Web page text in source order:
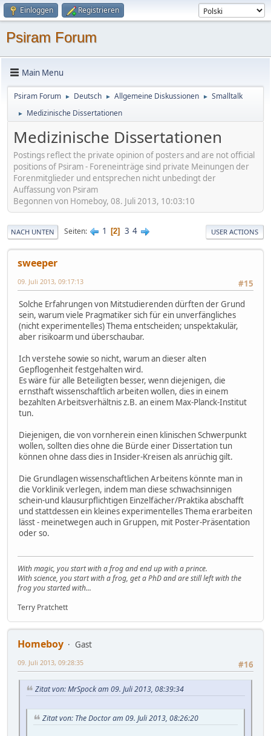
Einloggen Registrieren
Psiram Forum
Main Menu
Psiram Forum ► Deutsch ► Allgemeine Diskussionen ► Smalltalk
► Medizinische Dissertationen
Medizinische Dissertationen
Postings reflect the private opinion of posters and are not official
positions of Psiram - Foreneinträge sind private Meinungen der
Forenmitglieder und entsprechen nicht unbedingt der
Auffassung von Psiram
Begonnen von Homeboy, 08. Juli 2013, 10:03:10
NACH UNTEN Seiten 1 2 3 4 USER ACTIONS
sweeper
#15
09. Juli 2013, 09:17:13
Solche Erfahrungen von Mitstudierenden dürften der Grund
sein, warum viele Pragmatiker sich für ein unverfängliches
(nicht experimentelles) Thema entscheiden; unspektakulär,
aber risikoarm und überschaubar.
Ich verstehe sowie so nicht, warum an dieser alten
Gepflogenheit festgehalten wird.
Es wäre für alle Beteiligten besser, wenn diejenigen, die
ernsthaft wissenschaftlich arbeiten wollen, dies in einem
bezahlten Arbeitsverhältnis z.B. an einem Max-Planck-Institut
tun.
Diejenigen, die von vornherein einen klinischen Schwerpunkt
wollen, sollten dies ohne die Bürde einer Dissertation tun
können ohne dass dies in Insider-Kreisen als anrüchig gilt.
Die Grundlagen wissenschaftlichen Arbeitens könnte man in
die Vorklinik verlegen, indem man diese schwachsinnigen
schein-und klausurpflichtigen Einzelfächer/Praktika abschafft
und stattdessen ein kleines experimentelles Thema erarbeiten
lässt - meinetwegen auch in Gruppen, mit Poster-Präsentation
oder so.
With magic, you start with a frog and end up with a prince.
With science, you start with a frog, get a PhD and are still left with the
frog you started with...
Terry Pratchett
Homeboy
Gast
#16
09. Juli 2013, 09:28:35
Zitat von: MrSpock am 09. Juli 2013, 08:39:34
Zitat von: The Doctor am 09. Juli 2013, 08:26:20